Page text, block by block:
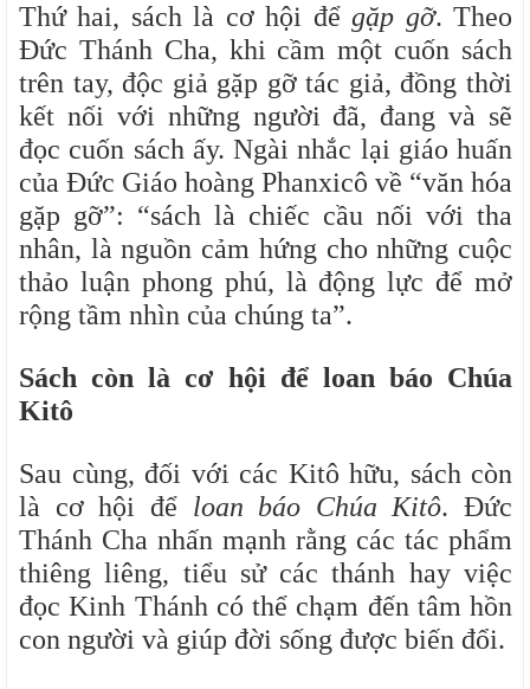
Thứ hai, sách là cơ hội đểgặp gỡ. Theo
Đức Thánh Cha, khi cầm một cuốn sách
trên tay, độc giả gặp gỡ tác giả, đồng thời
kết nối với những người đã, đang và sẽ
đọc cuốn sách ấy. Ngài nhắc lại giáo huấn
của Đức Giáo hoàng Phanxicô về “văn hóa
gặp gỡ”: “sách là chiếc cầu nối với tha
nhân, là nguồn cảm hứng cho những cuộc
thảo luận phong phú, là động lực để mở
rộng tầm nhìn của chúng ta”.
Sách còn là cơ hội để loan báo Chúa
Kitô
Sau cùng, đối với các Kitô hữu, sách còn
là cơ hội để loan báo Chúa Kitô. Đức
Thánh Cha nhấn mạnh rằng các tác phẩm
thiêng liêng, tiểu sử các thánh hay việc
đọc Kinh Thánh có thể chạm đến tâm hồn
con người và giúp đời sống được biến đổi.